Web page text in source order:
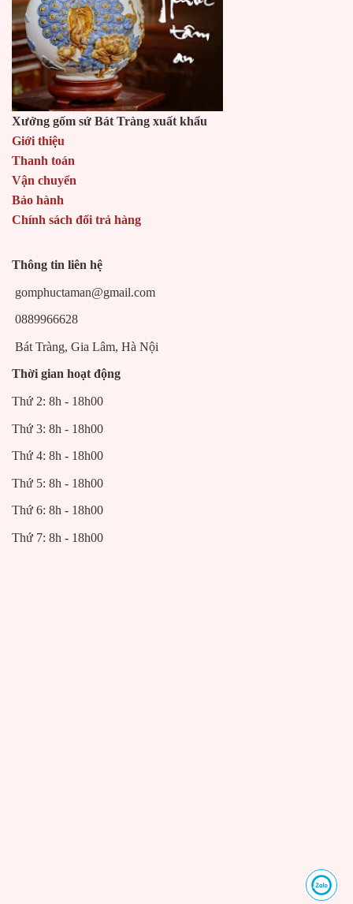
thể
được
chọn
trên
trang
sản
phẩm
Xưởng gốm sứ Bát Tràng xuất khẩu
Giới thiệu
Thanh toán
Vận chuyển
Bảo hành
Chính sách đổi trả hàng
Thông tin liên hệ
gomphuctaman@gmail.com
0889966628
Bát Tràng, Gia Lâm, Hà Nội
Thời gian hoạt động
Thứ 2: 8h - 18h00
Thứ 3: 8h - 18h00
Thứ 4: 8h - 18h00
Thứ 5: 8h - 18h00
Thứ 6: 8h - 18h00
Thứ 7: 8h - 18h00